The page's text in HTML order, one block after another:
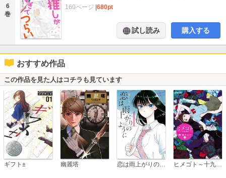
6
巻
160ページ |680pt
試し読み 購入する
おすすめ作品
この作品を見た人はコチラも見ています
ギフト± 幽麗塔 ヒメゴト～十九歳の制服～